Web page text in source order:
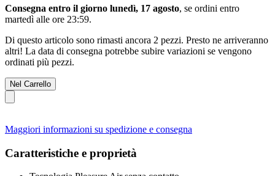
Consegna entro il giorno lunedì, 17 agosto, se ordini entro
martedì alle ore 23:59.
Di questo articolo sono rimasti ancora 2 pezzi. Presto ne arriveranno
altri! La data di consegna potrebbe subire variazioni se vengono
ordinati più pezzi.
Nel Carrello
Maggiori informazioni su spedizione e consegna
Caratteristiche e proprietà